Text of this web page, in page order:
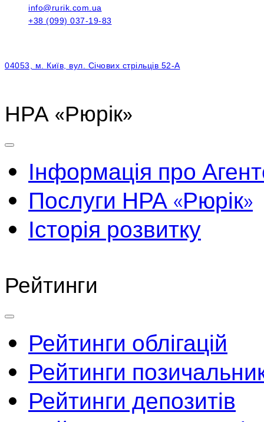
info@rurik.com.ua
+38 (099) 037-19-83
04053, м. Київ, вул. Січових стрільців 52-А
НРА «Рюрік»
Інформація про
Послуги НРА «Рюрік»
Історія розвитку
Рейтинги
Рейтинги облігацій
Рейтинги
Рейтинги депозитів